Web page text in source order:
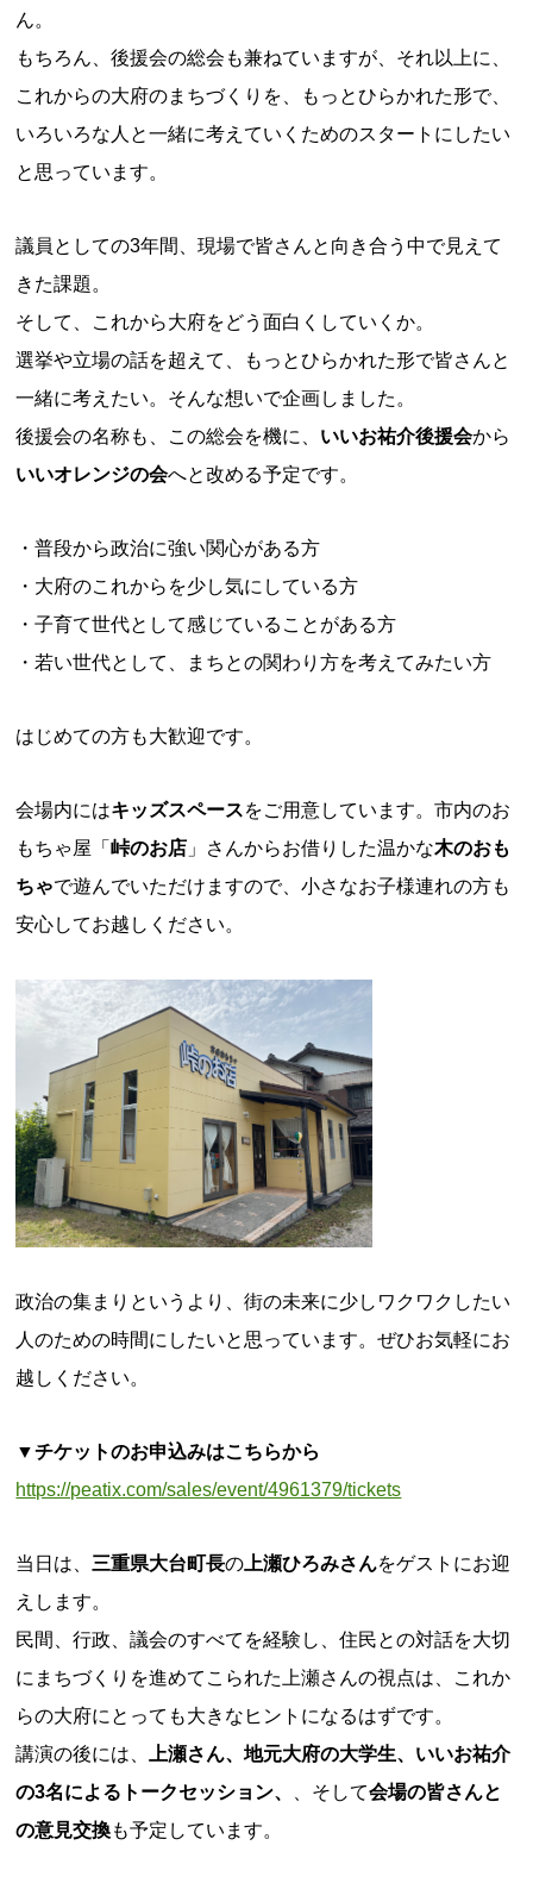
ん。
もちろん、後援会の総会も兼ねていますが、それ以上に、
これからの大府のまちづくりを、もっとひらかれた形で、
いろいろな人と一緒に考えていくためのスタートにしたい
と思っています。
議員としての3年間、現場で皆さんと向き合う中で見えて
きた課題。
そして、これから大府をどう面白くしていくか。
選挙や立場の話を超えて、もっとひらかれた形で皆さんと
一緒に考えたい。そんな想いで企画しました。
後援会の名称も、この総会を機に、 いいお祐介後援会から
いいオレンジの会へと改める予定です。
普段から政治に強い関心がある方
大府のこれからを少し気にしている方
子育て世代として感じていることがある方
若い世代として、まちとの関わり方を考えてみたい方
はじめての方も大歓迎です。
会場内にはキッズスペースをご用意しています。市内のお
もちゃ屋「峠のお店 」さんからお借りした温かな木のおも
ちゃで遊んでいただけますので、小さなお子様連れの方も
安心してお越しください。
政治の集まりというより、街の未来に少しワクワクしたい
人のための時間にしたいと思っています。ぜひお気軽にお
越しください。
▼チケットのお申込みはこちらから
https://peatix.com/sales/event/4961379/tickets
当日は、 三重県大台町長の 上瀬ひろみさんをゲストにお迎
えします。
民間、行政、議会のすべてを経験し、住民との対話を大切
にまちづくりを進めてこられた上瀬さんの視点は、これか
らの大府にとっても大きなヒントになるはずです。
講演の後には、
上瀬さん、地元大府の大学生、いいお祐介
の3名によるトークセッション、
、そして会場の皆さんと
の意見交換も予定しています。